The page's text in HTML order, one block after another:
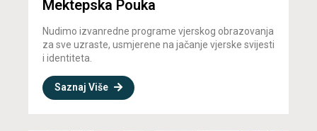
Mektepska Pouka
Nudimo izvanredne programe vjerskog obrazovanja
za sve uzraste, usmjerene na jačanje vjerske svijesti
i identiteta.
Saznaj Više